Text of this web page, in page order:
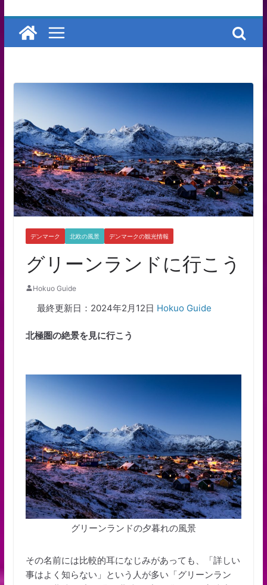
デンマーク 北欧の風景 デンマークの観光情報
グリーンランドに行こう
Hokuo Guide
最終更新日：2024年2月12日 Hokuo Guide
北極圏の絶景を見に行こう
グリーンランドの夕暮れの風景
その名前には比較的耳になじみがあっても、「詳しい
事はよく知らない」という人が多い「グリーンラン